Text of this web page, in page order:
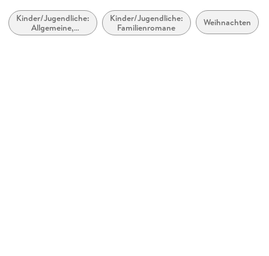
Altersempfehlung
ab 8 Jahre
Kinder/Jugendliche:
Allgemeine,
moderne und
Kinder/Jugendliche:
Familienromane
Weihnachten